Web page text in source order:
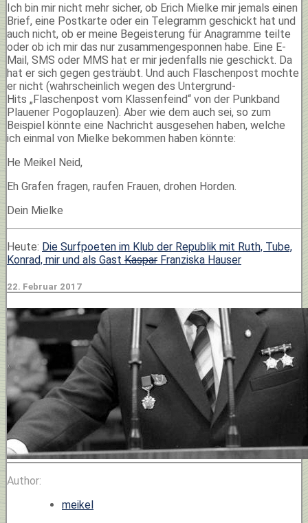
Ich bin mir nicht mehr sicher, ob Erich Mielke mir jemals einen
Brief, eine Postkarte oder ein Telegramm geschickt hat und
auch nicht, ob er meine Begeisterung für Anagramme teilte
oder ob ich mir das nur zusammengesponnen habe. Eine E-
Mail, SMS oder MMS hat er mir jedenfalls nie geschickt. Da
hat er sich gegen gesträubt. Und auch Flaschenpost mochte
er nicht (wahrscheinlich wegen des Untergrund-
Hits „Flaschenpost vom Klassenfeind“ von der Punkband
Plauener Pogoplauzen). Aber wie dem auch sei, so zum
Beispiel könnte eine Nachricht ausgesehen haben, welche
ich einmal von Mielke bekommen haben könnte:
He Meikel Neid,
Eh Grafen fragen, raufen Frauen, drohen Horden.
Dein Mielke
Heute: Die Surfpoeten im Klub der Republik mit Ruth, Tube,
Konrad, mir und als Gast Kaspar Franziska Hauser
22. Februar 2017
Author:
meikel